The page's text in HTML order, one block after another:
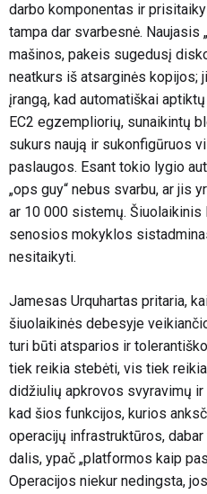
darbo komponentas ir
tampa dar svarbesnė. Naujasis
mašinos, pakeis sugedusį
neatkurs iš atsarginės kopijos;
įrangą, kad automatiškai
EC2 egzempliorių, sunaikintų
sukurs naują ir sukonfigūruos
paslaugos. Esant tokio lygio
„ops guy“ nebus svarbu, ar jis
ar 10 000 sistemų. Šiuolaikinis
senosios mokyklos
nesitaikyti.
Jamesas Urquhartas pritaria,
šiuolaikinės debesyje
turi būti atsparios ir
tiek reikia stebėti, vis tiek
didžiulių apkrovos svyravimų ir
kad šios funkcijos, kurios
operacijų infrastruktūros,
dalis, ypač „platformos kaip
Operacijos niekur nedingsta,